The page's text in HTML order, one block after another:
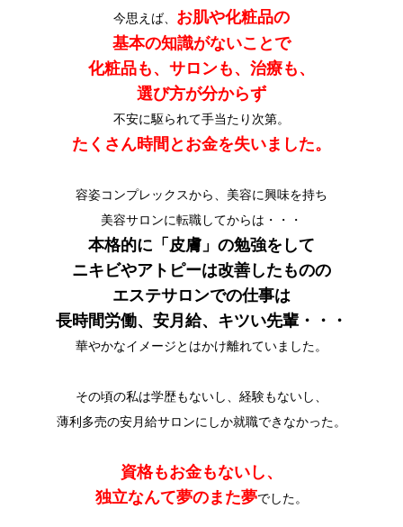
今思えば、 お肌や化粧品の
基本の知識がないことで
化粧品も、サロンも、治療も、
選び方が分からず
不安に駆られて手当たり次第。
たくさん時間とお金を失いました。
容姿コンプレックスから、美容に興味を持ち
美容サロンに転職してからは・・・
本格的に「皮膚」の勉強をして
ニキビやアトピーは改善したものの
エステサロンでの仕事は
長時間労働、安月給、キツい先輩・・・
華やかなイメージとはかけ離れていました。
その頃の私は学歴もないし、経験もないし、
薄利多売の安月給サロンにしか就職できなかった。
資格もお金もないし、
独立なんて夢のまた夢でした。